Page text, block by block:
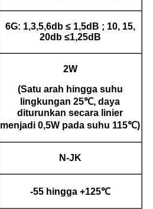
6G: 1,3,5,6db ≤ 1,5dB ; 10, 15,
20db ≤1,25dB
2W
(Satu arah hingga suhu
lingkungan 25℃, daya
diturunkan secara linier
menjadi 0,5W pada suhu 115℃)
N-JK
-55 hingga +125℃